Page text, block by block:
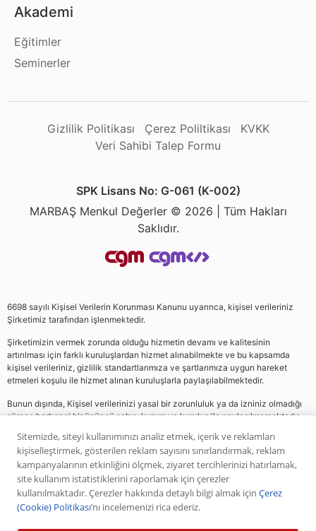
Akademi
Eğitimler
Seminerler
Gizlilik Politikası Çerez Poliltikası
KVKK
Veri Sahibi Talep Formu
SPK Lisans No: G-061 (K-002)
MARBAŞ Menkul Değerler © 2026 | Tüm Hakları
Saklıdır.
6698 sayılı Kişisel Verilerin Korunması Kanunu uyarınca, kişisel verileriniz
Şirketimiz tarafından işlenmektedir.
Şirketimizin vermek zorunda olduğu hizmetin devamı ve kalitesinin
artırılması için farklı kuruluşlardan hizmet alınabilmekte ve bu kapsamda
kişisel verileriniz, gizlilik standartlarımıza ve şartlarımıza uygun hareket
etmeleri koşulu ile hizmet alınan kuruluşlarla paylaşılabilmektedir.
Bunun dışında, Kişisel verilerinizi yasal bir zorunluluk ya da izniniz olmadığı
sürece herhangi bir üçüncü şahıs, kurum ve kuruluş ile paylaşılmamaktadır.
Web sitemizde yer alan analiz, yorum ve tavsiyeler yatırım danışmanlığı
kapsamında değildir. Bu tavsiyeler genel nitelikte olup, özel olarak sizin mali
durumunuz ile risk ve getiri tercihlerinize uygun olarak hazırlanmamıştır. Bu
nedenle, sadece burada yer alan bilgilere dayanılarak yatırım kararı verilmesi
beklentilerinize uygun sonuçlar doğurmayabilir. Yapılan tüm yorumlar
Sitemizde, siteyi kullanımınızı analiz etmek, içerik ve reklamları
kişiselleştirmek, gösterilen reklam sayısını sınırlandırmak, reklam
kampanyalarının etkinliğini ölçmek, ziyaret tercihlerinizi hatırlamak,
site kullanım istatistiklerini raporlamak için çerezler
kullanılmaktadır. Çerezler hakkında detaylı bilgi almak için Çerez
(Cookie) Politikası’nı incelemenizi rica ederiz.